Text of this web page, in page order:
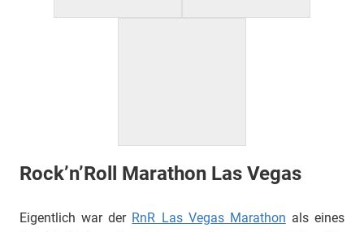
Rock’n’Roll Marathon Las Vegas
Eigentlich war der RnR Las Vegas Marathon als eines